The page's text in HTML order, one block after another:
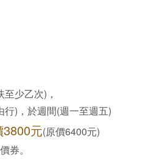
少乙次)，
)，於週間(週一至週五)
元(原價6400元)
券。